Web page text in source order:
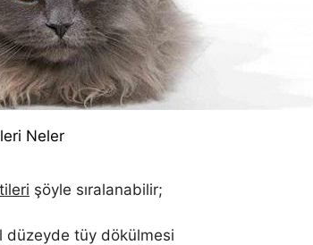
Neler
şöyle sıralanabilir;
düzeyde tüy dökülmesi